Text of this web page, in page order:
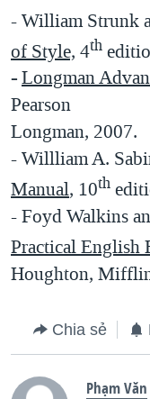
- William Strunk
of Style, 4th
-Longman
Pearson
Longman, 2007.
- Willliam A.
Manual, 10th
- Foyd Walkins
Practical English
Houghton,
Chia sẻ
Phạm Văn